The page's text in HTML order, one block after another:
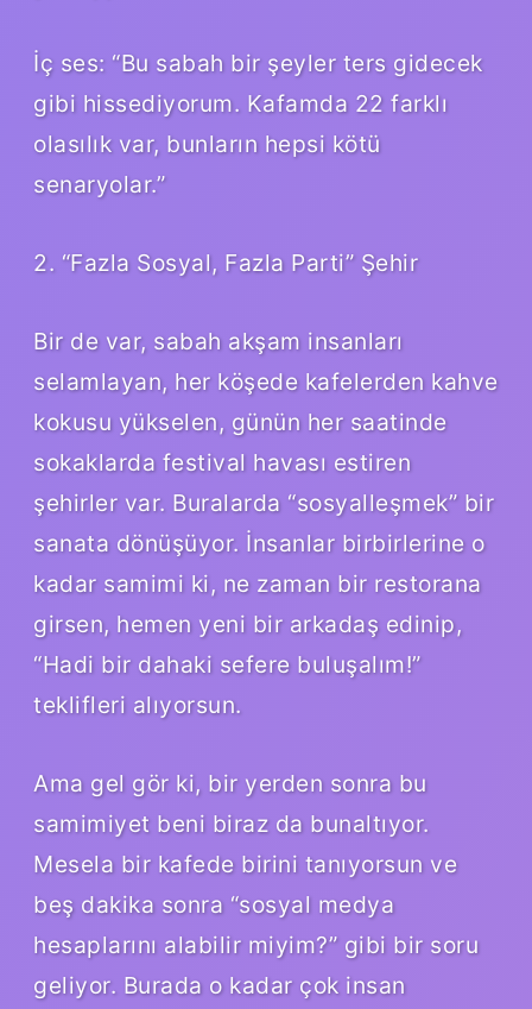
İç ses: “Bu sabah bir şeyler ters gidecek
gibi hissediyorum. Kafamda 22 farklı
olasılık var, bunların hepsi kötü
senaryolar.”
2. “Fazla Sosyal, Fazla Parti” Şehir
Bir de var, sabah akşam insanları
selamlayan, her köşede kafelerden kahve
kokusu yükselen, günün her saatinde
sokaklarda festival havası estiren
şehirler var. Buralarda “sosyalleşmek” bir
sanata dönüşüyor. İnsanlar birbirlerine o
kadar samimi ki, ne zaman bir restorana
girsen, hemen yeni bir arkadaş edinip,
“Hadi bir dahaki sefere buluşalım!”
teklifleri alıyorsun.
Ama gel gör ki, bir yerden sonra bu
samimiyet beni biraz da bunaltıyor.
Mesela bir kafede birini tanıyorsun ve
beş dakika sonra “sosyal medya
hesaplarını alabilir miyim?” gibi bir soru
geliyor. Burada o kadar çok insan